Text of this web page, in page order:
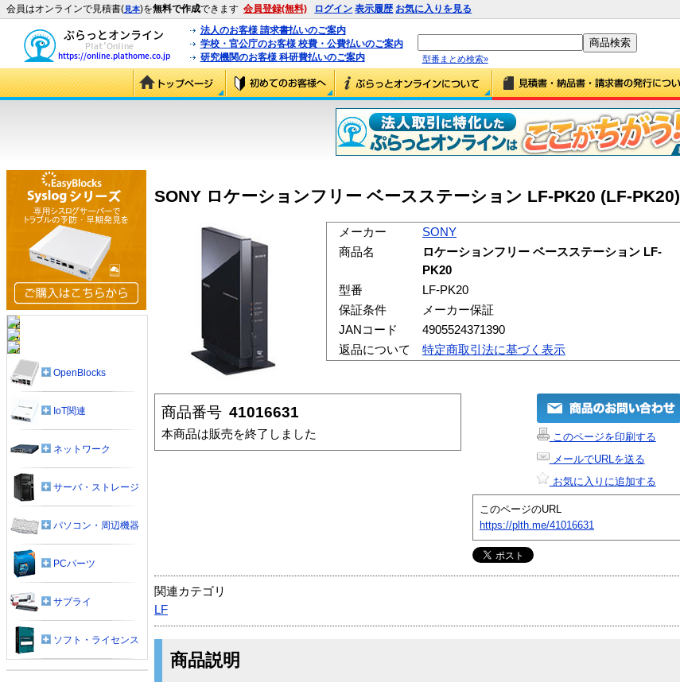
会員はオンラインで見積書(見本)を無料で作成できます 会員登録(無料) ログイン 表示履歴 お気に入りを見る
法人のお客様 請求書払いのご案内
学校・官公庁のお客様 校費・公費払いのご案内
研究機関のお客様 科研費払いのご案内
型番まとめ検索»
SONY ロケーションフリー ベースステーション LF-PK20 (LF-PK20)
メーカー
SONY
商品名
ロケーションフリー ベースステーション LF-
PK20
型番
LF-PK20
保証条件
メーカー保証
JANコード
4905524371390
返品について
特定商取引法に基づく表示
商品番号 41016631
本商品は販売を終了しました
このページを印刷する
メールでURLを送る
お気に入りに追加する
このページのURL
https://plth.me/41016631
関連カテゴリ
LF
商品説明
OpenBlocks
IoT関連
ネットワーク
サーバ・ストレージ
パソコン・周辺機器
PCパーツ
サプライ
ソフト・ライセンス